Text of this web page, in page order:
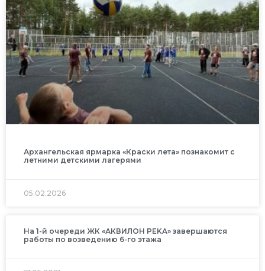
Архангельская ярмарка «Краски лета» познакомит с
летними детскими лагерями
05.02.2026
На 1-й очереди ЖК «АКВИЛОН РEKA» завершаются
работы по возведению 6-го этажа